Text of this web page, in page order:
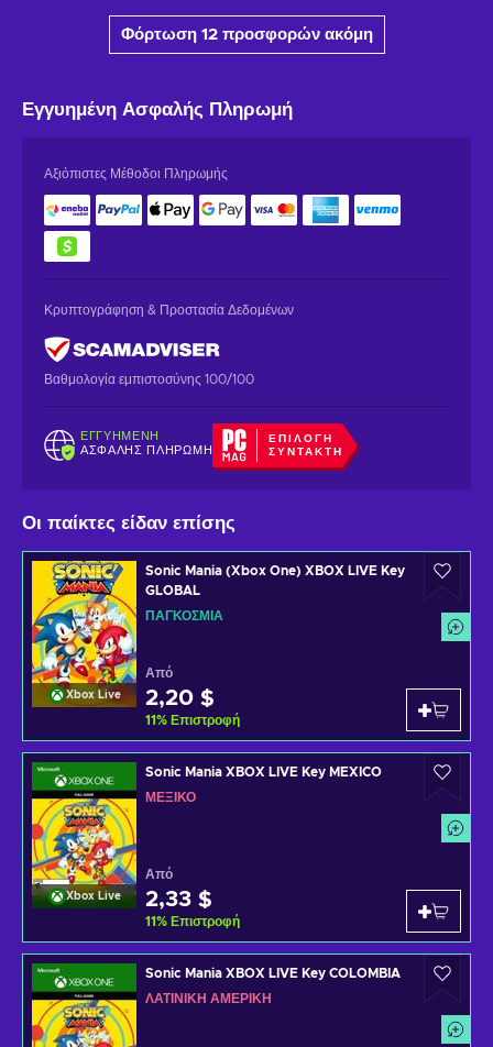
Φόρτωση 12 προσφορών ακόμη
Εγγυημένη Ασφαλής Πληρωμή
Αξιόπιστες Μέθοδοι Πληρωμής
Κρυπτογράφηση & Προστασία Δεδομένων
Βαθμολογία εμπιστοσύνης 100/100
ΕΓΓΥΗΜΈΝΗ
ΑΣΦΑΛΉΣ ΠΛΗΡΩΜΉ
ΕΠΙΛΟΓΉ
ΣΥΝΤΆΚΤΗ
Οι παίκτες είδαν επίσης
Xbox Live
Sonic Mania (Xbox One) XBOX LIVE Key
GLOBAL
ΠΑΓΚΌΣΜΙΑ
Από
2,20 $
11% Επιστροφή
Xbox Live
Sonic Mania XBOX LIVE Key MEXICO
ΜΕΞΙΚΌ
Από
2,33 $
11% Επιστροφή
Sonic Mania XBOX LIVE Key COLOMBIA
ΛΑΤΙΝΙΚΉ ΑΜΕΡΙΚΉ